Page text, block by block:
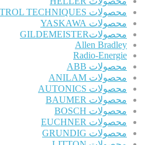
محصولات CONTROL TECHNIQUES
محصولات YASKAWA
محصولاتGILDEMEISTER
Allen Bradley
Radio-Energie
محصولات ABB
محصولات ANILAM
محصولات AUTONICS
محصولات BAUMER
محصولات BOSCH
محصولات EUCHNER
محصولات GRUNDIG